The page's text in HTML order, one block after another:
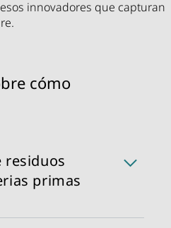
innovadores que capturan
cómo
residuos
primas
SAF a través de Ésteres